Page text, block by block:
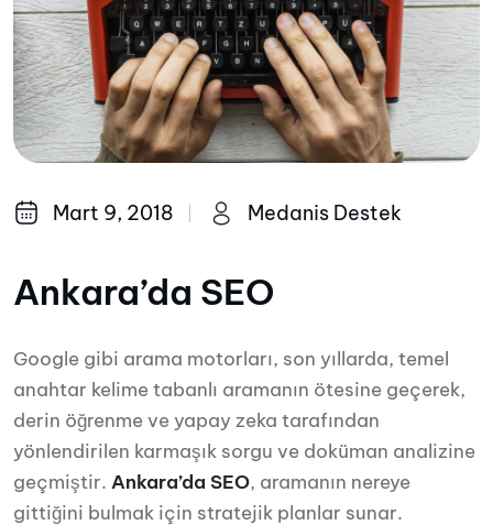
Mart 9, 2018 Medanis Destek
Ankara’da SEO
Google gibi arama motorları, son yıllarda, temel
anahtar kelime tabanlı aramanın ötesine geçerek,
derin öğrenme ve yapay zeka tarafından
yönlendirilen karmaşık sorgu ve doküman analizine
geçmiştir. Ankara’da SEO, aramanın nereye
gittiğini bulmak için stratejik planlar sunar.